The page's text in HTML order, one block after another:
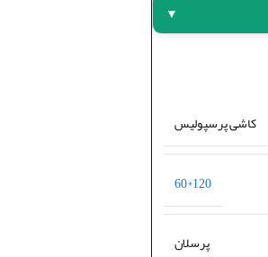
▼
کاشی پرسپولیس
120*60
پرسلان